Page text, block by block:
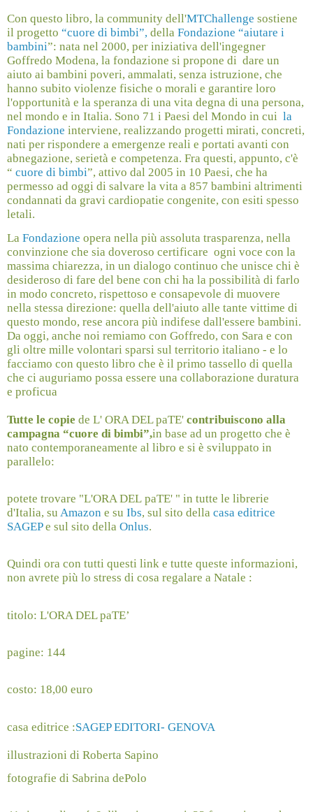
Con questo libro, la community dell'MTChallenge sostiene
il progetto “cuore di bimbi”, della Fondazione “aiutare i
bambini”: nata nel 2000, per iniziativa dell'ingegner
Goffredo Modena, la fondazione si propone di dare un
aiuto ai bambini poveri, ammalati, senza istruzione, che
hanno subito violenze fisiche o morali e garantire loro
l'opportunità e la speranza di una vita degna di una persona,
nel mondo e in Italia. Sono 71 i Paesi del Mondo in cui la
Fondazione interviene, realizzando progetti mirati, concreti,
nati per rispondere a emergenze reali e portati avanti con
abnegazione, serietà e competenza. Fra questi, appunto, c'è
“ cuore di bimbi”, attivo dal 2005 in 10 Paesi, che ha
permesso ad oggi di salvare la vita a 857 bambini altrimenti
condannati da gravi cardiopatie congenite, con esiti spesso
letali.
La Fondazione opera nella più assoluta trasparenza, nella
convinzione che sia doveroso certificare ogni voce con la
massima chiarezza, in un dialogo continuo che unisce chi è
desideroso di fare del bene con chi ha la possibilità di farlo
in modo concreto, rispettoso e consapevole di muovere
nella stessa direzione: quella dell'aiuto alle tante vittime di
questo mondo, rese ancora più indifese dall'essere bambini.
Da oggi, anche noi remiamo con Goffredo, con Sara e con
gli oltre mille volontari sparsi sul territorio italiano - e lo
facciamo con questo libro che è il primo tassello di quella
che ci auguriamo possa essere una collaborazione duratura
e proficua
Tutte le copie de L' ORA DEL paTE' contribuiscono alla
campagna “cuore di bimbi”,in base ad un progetto che è
nato contemporaneamente al libro e si è sviluppato in
parallelo:
potete trovare "L'ORA DEL paTE' " in tutte le librerie
d'Italia, su Amazon e su Ibs, sul sito della casa editrice
SAGEPe sul sito della Onlus.
Quindi ora con tutti questi link e tutte queste informazioni,
non avrete più lo stress di cosa regalare a Natale :
titolo: L'ORA DEL paTE’
pagine: 144
costo: 18,00 euro
casa editrice :SAGEP EDITORI- GENOVA
illustrazioni di Roberta Sapino
fotografie di Sabrina dePolo